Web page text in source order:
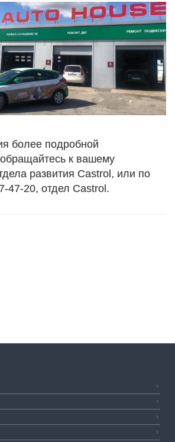
более подробной
к вашему
развития Castrol, или по
47-20, отдел Castrol.
›
›
›
›